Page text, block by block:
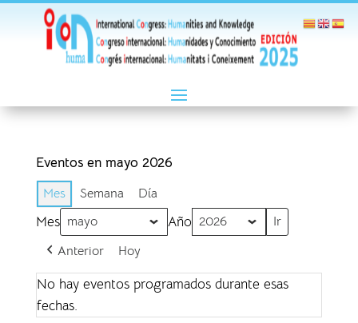
Eventos en mayo 2026
Mes Semana Día
Mes Año
Anterior Hoy
No hay eventos programados durante esas
fechas.